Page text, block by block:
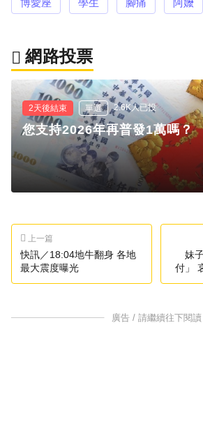
網路投票
2天後結束 單選 2.6K人已投
您支持2026年再普發1萬嗎？
上一篇
快訊／18:04地牛翻身 各地
最大震度曝光
妹
付」
廣告 / 請繼續往下閱讀